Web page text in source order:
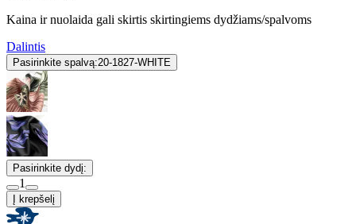
Kaina ir nuolaida gali skirtis skirtingiems dydžiams/spalvoms
Dalintis
Pasirinkite spalvą:20-1827-WHITE
Pasirinkite dydį:
1
Į krepšelį